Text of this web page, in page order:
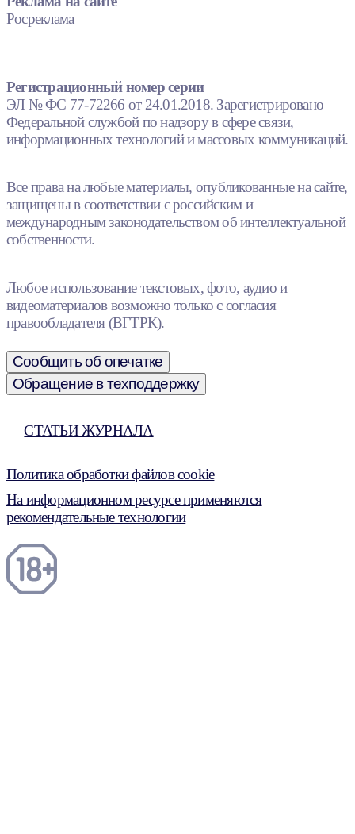
Росреклама
Регистрационный номер серии
ЭЛ № ФС 77-72266 от 24.01.2018. Зарегистрировано
Федеральной службой по надзору в сфере связи,
информационных технологий и массовых коммуникаций.
Все права на любые материалы, опубликованные на сайте,
защищены в соответствии с российским и
международным законодательством об интеллектуальной
собственности.
Любое использование текстовых, фото, аудио и
видеоматериалов возможно только с согласия
правообладателя (ВГТРК).
Сообщить об опечатке
Обращение в техподдержку
СТАТЬИ ЖУРНАЛА
Политика обработки файлов cookie
На информационном ресурсе применяются
рекомендательные технологии